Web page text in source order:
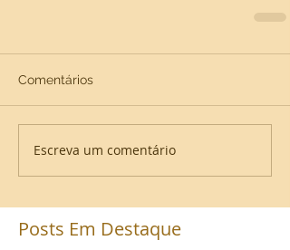
Comentários
Escreva um comentário
Posts Em Destaque